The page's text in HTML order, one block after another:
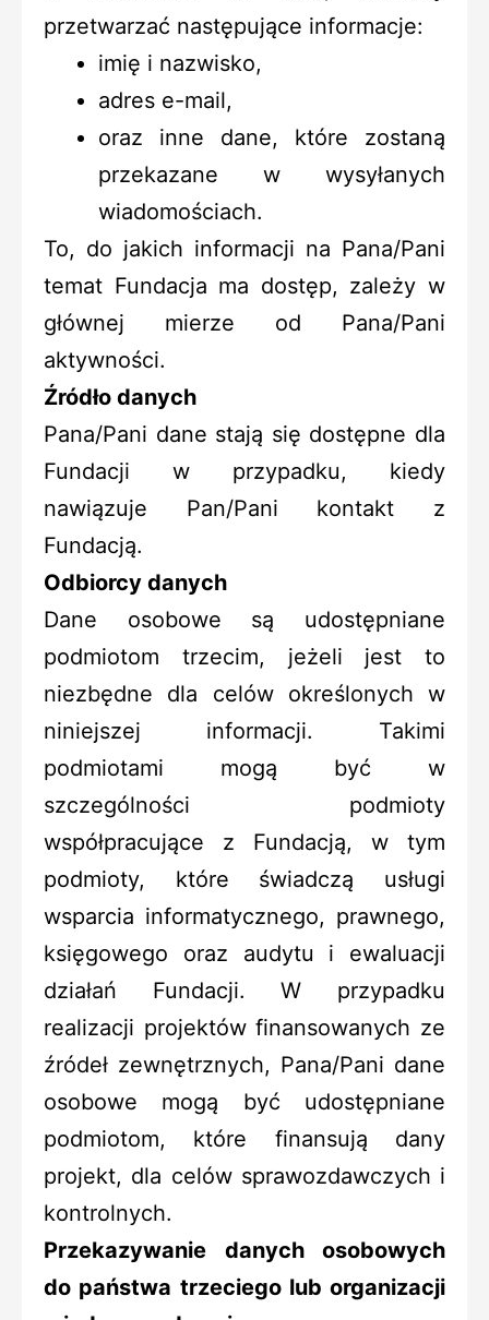
przetwarzać następujące informacje:
imię i nazwisko,
adres e-mail,
oraz inne dane, które zostaną
przekazane w wysyłanych
wiadomościach.
To, do jakich informacji na Pana/Pani
temat Fundacja ma dostęp, zależy w
głównej mierze od Pana/Pani
aktywności.
Źródło danych
Pana/Pani dane stają się dostępne dla
Fundacji w przypadku, kiedy
nawiązuje Pan/Pani kontakt z
Fundacją.
Odbiorcy danych
Dane osobowe są udostępniane
podmiotom trzecim, jeżeli jest to
niezbędne dla celów określonych w
niniejszej informacji. Takimi
podmiotami mogą być w
szczególności podmioty
współpracujące z Fundacją, w tym
podmioty, które świadczą usługi
wsparcia informatycznego, prawnego,
księgowego oraz audytu i ewaluacji
działań Fundacji. W przypadku
realizacji projektów finansowanych ze
źródeł zewnętrznych, Pana/Pani dane
osobowe mogą być udostępniane
podmiotom, które finansują dany
projekt, dla celów sprawozdawczych i
kontrolnych.
Przekazywanie danych osobowych
do państwa trzeciego lub organizacji